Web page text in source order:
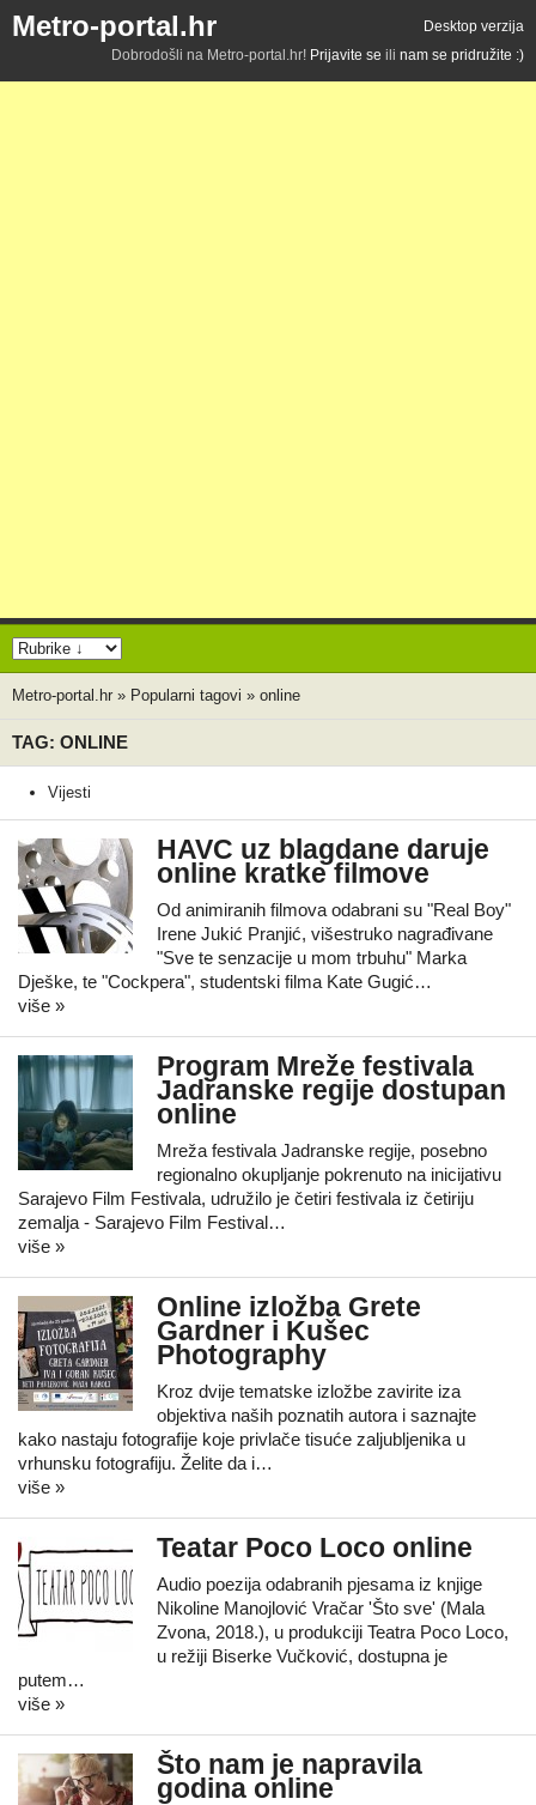
Metro-portal.hr
Desktop verzija
Dobrodošli na Metro-portal.hr! Prijavite se ili nam se pridružite :)
Metro-portal.hr » Popularni tagovi » online
TAG: ONLINE
Vijesti
HAVC uz blagdane daruje
online kratke filmove
Od animiranih filmova odabrani su "Real Boy"
Irene Jukić Pranjić, višestruko nagrađivane
"Sve te senzacije u mom trbuhu" Marka
Dješke, te "Cockpera", studentski filma Kate Gugić…
više »
Program Mreže festivala
Jadranske regije dostupan
online
Mreža festivala Jadranske regije, posebno
regionalno okupljanje pokrenuto na inicijativu
Sarajevo Film Festivala, udružilo je četiri festivala iz četiriju
zemalja - Sarajevo Film Festival…
više »
Online izložba Grete
Gardner i Kušec
Photography
Kroz dvije tematske izložbe zavirite iza
objektiva naših poznatih autora i saznajte
kako nastaju fotografije koje privlače tisuće zaljubljenika u
vrhunsku fotografiju. Želite da i…
više »
Teatar Poco Loco online
Audio poezija odabranih pjesama iz knjige
Nikoline Manojlović Vračar 'Što sve' (Mala
Zvona, 2018.), u produkciji Teatra Poco Loco,
u režiji Biserke Vučković, dostupna je
putem…
više »
Što nam je napravila
godina online